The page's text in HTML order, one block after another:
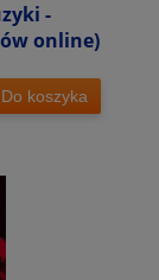
-
online)
Do koszyka